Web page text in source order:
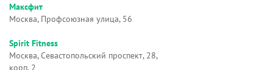
Максфит
Москва, Профсоюзная улица, 56
Spirit Fitness
Москва, Севастопольский проспект, 28,
корп. 2